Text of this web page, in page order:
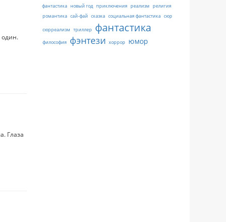
один.
Глаза
фантастика новый год приключения реализм религия
романтика сай-фай сказка социальная фантастика сюр
сюрреализм триллер фантастика
философия фэнтези хоррор юмор